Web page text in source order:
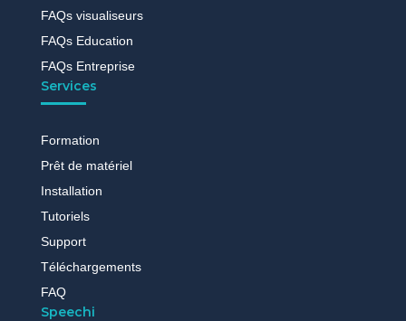
FAQs visualiseurs
FAQs Education
FAQs Entreprise
Services
Formation
Prêt de matériel
Installation
Tutoriels
Support
Téléchargements
FAQ
Speechi